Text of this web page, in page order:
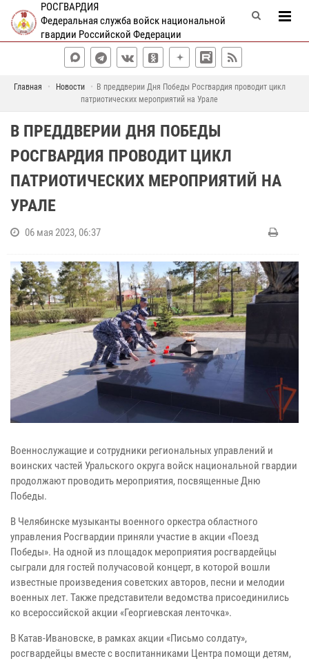
РОСГВАРДИЯ
Федеральная служба войск национальной
гвардии Российской Федерации
Главная Новости
В преддверии Дня Победы Росгвардия проводит цикл
патриотических мероприятий на Урале
В ПРЕДДВЕРИИ ДНЯ ПОБЕДЫ
РОСГВАРДИЯ ПРОВОДИТ ЦИКЛ
ПАТРИОТИЧЕСКИХ МЕРОПРИЯТИЙ НА
УРАЛЕ
06 мая 2023, 06:37
Военнослужащие и сотрудники региональных управлений и
воинских частей Уральского округа войск национальной гвардии
продолжают проводить мероприятия, посвященные Дню
Победы.
В Челябинске музыканты военного оркестра областного
управления Росгвардии приняли участие в акции «Поезд
Победы». На одной из площадок мероприятия росгвардейцы
сыграли для гостей получасовой концерт, в которой вошли
известные произведения советских авторов, песни и мелодии
военных лет. Также представители ведомства присоединились
ко всероссийской акции «Георгиевская ленточка».
В Катав-Ивановске, в рамках акции «Письмо солдату»,
росгвардейцы вместе с воспитанниками Центра помощи детям,